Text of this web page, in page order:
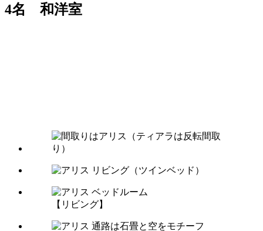
4名 和洋室
【リビング】